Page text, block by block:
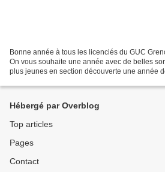
Bonne année à tous les licenciés du GUC
On vous souhaite une année avec de belles
plus jeunes en section découverte une année
Hébergé par Overblog
Top articles
Pages
Contact